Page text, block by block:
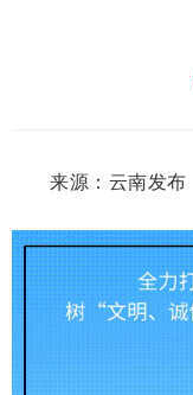
来源：云南发布